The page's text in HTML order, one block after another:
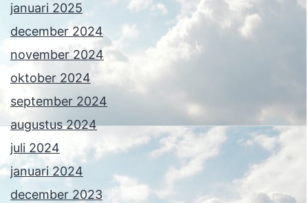
januari 2025
december 2024
november 2024
oktober 2024
september 2024
augustus 2024
juli 2024
januari 2024
december 2023